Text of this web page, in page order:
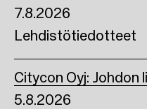
7.8.2026
Lehdistötiedotteet
5.8.2026
Citycon Oyj: Johdon